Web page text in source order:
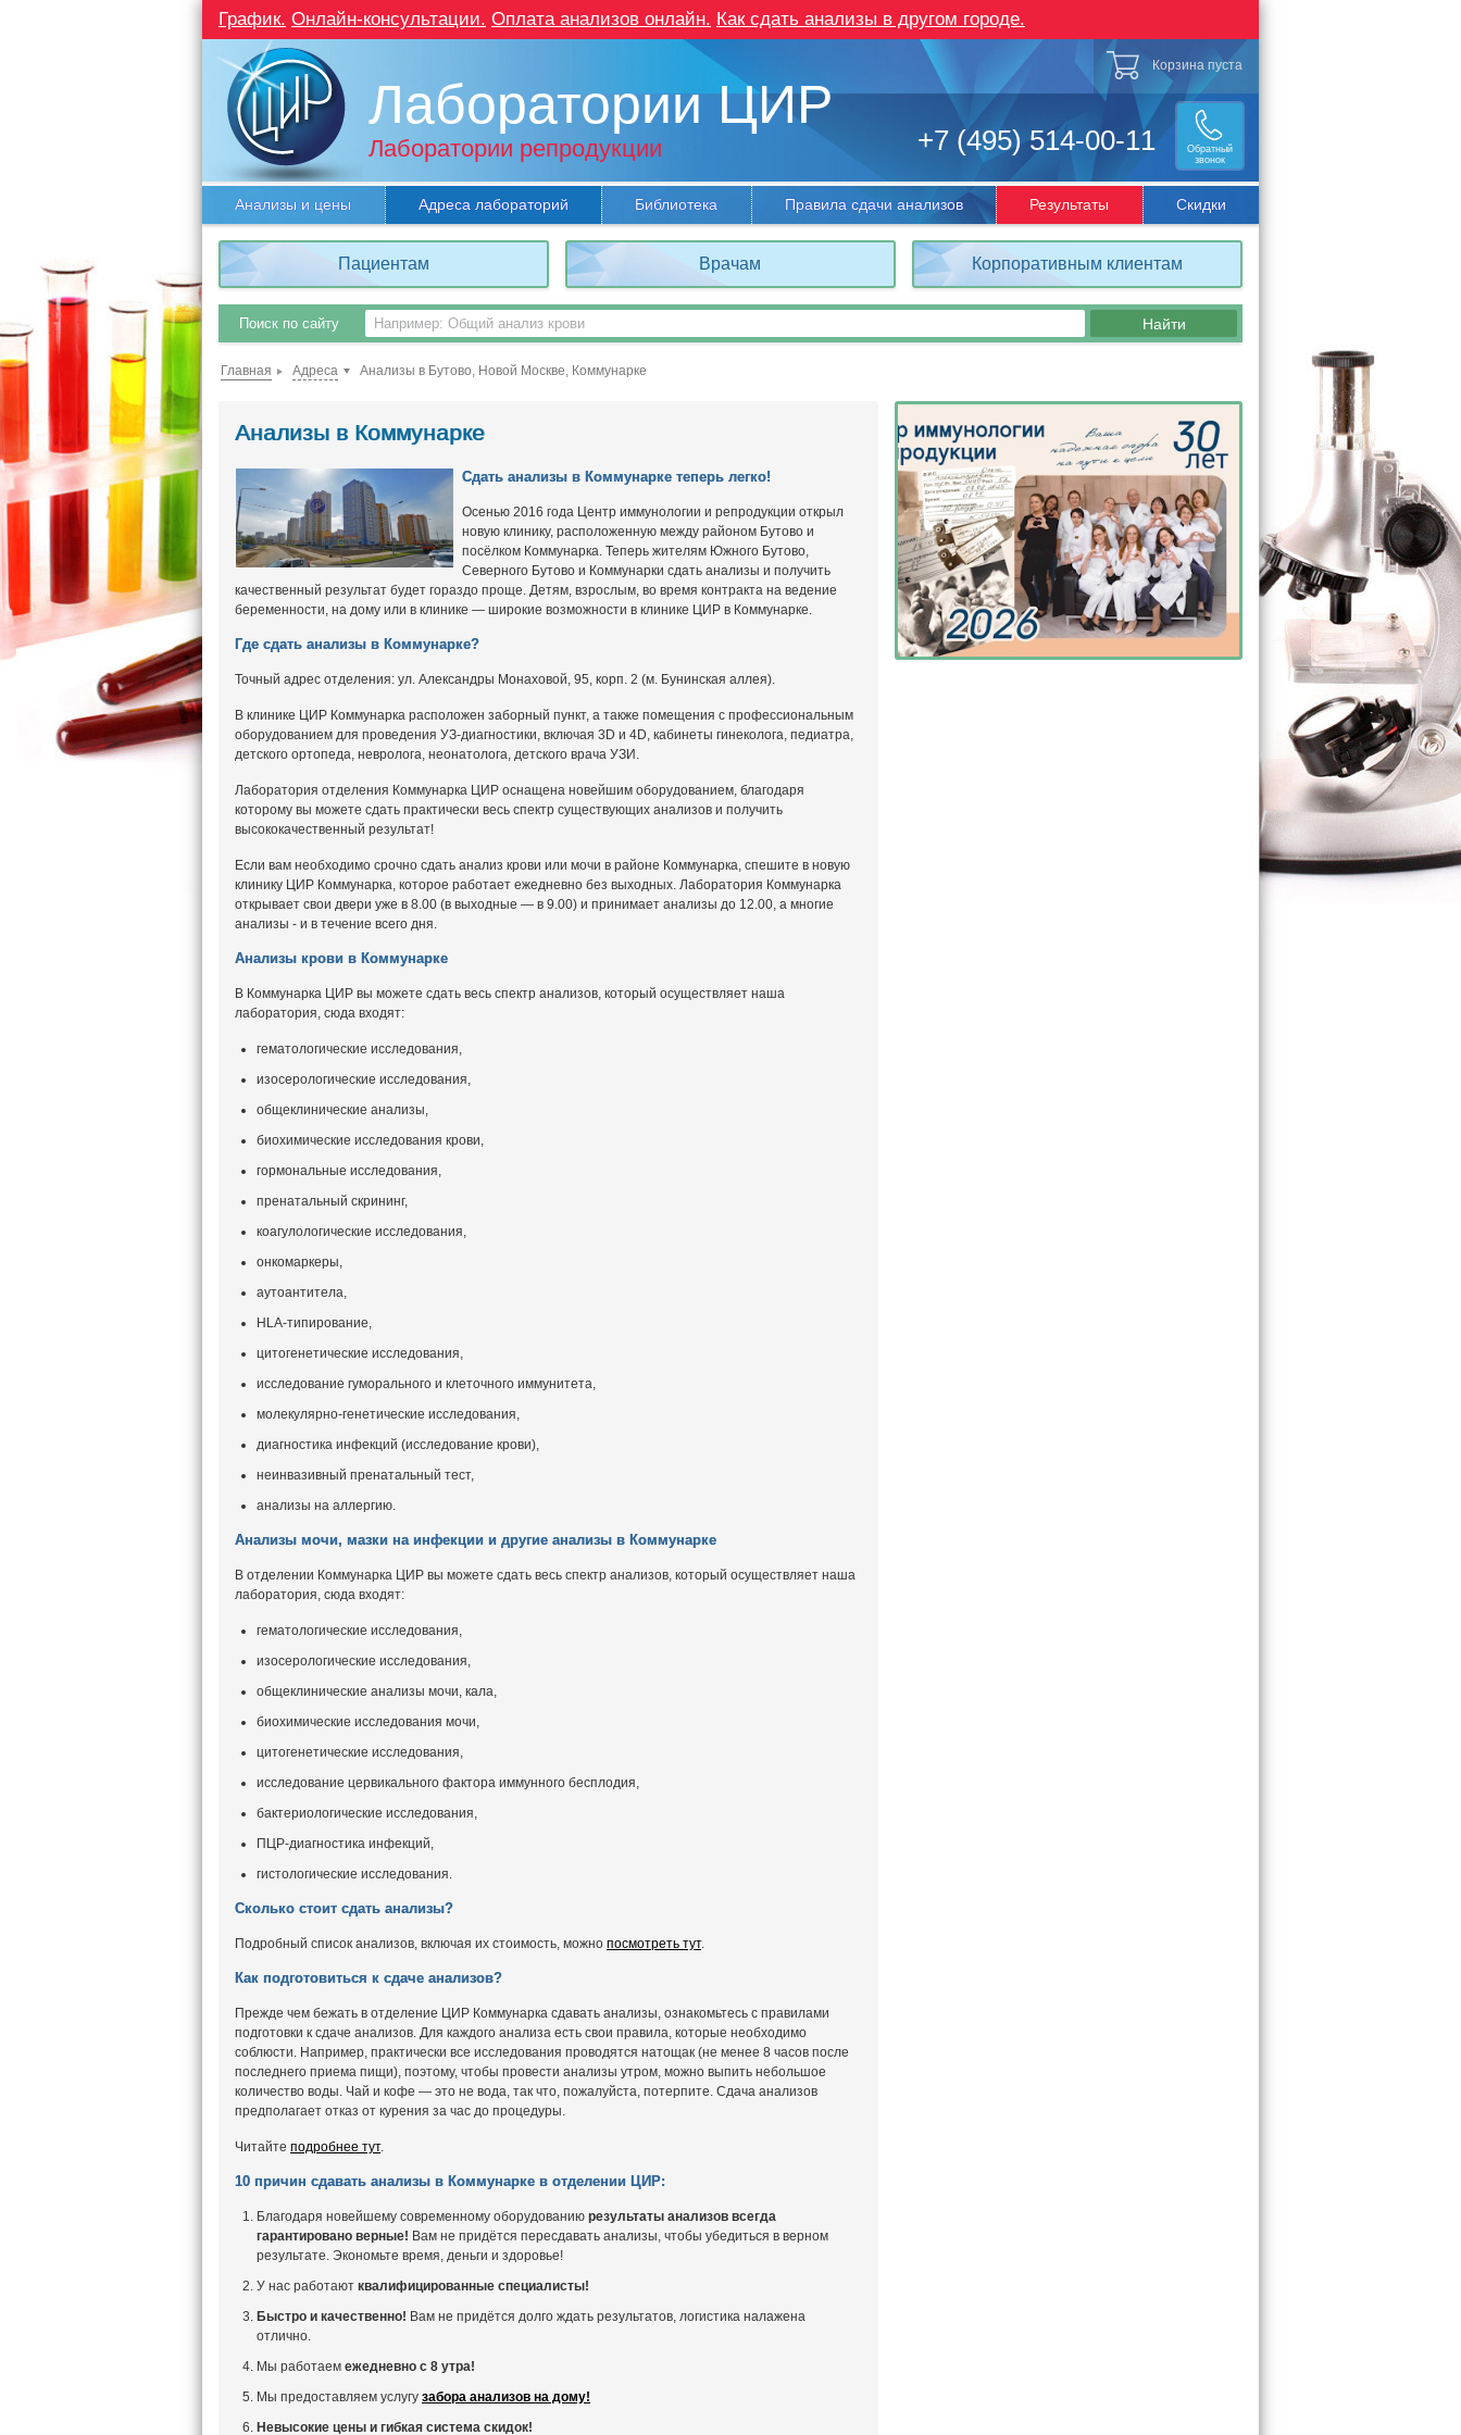
График. Онлайн-консультации. Оплата анализов онлайн. Как сдать анализы в другом городе.
Лаборатории ЦИР
Лаборатории репродукции +7 (495) 514-00-11
Обратный
звонок
Корзина пуста
Анализы и цены Адреса лабораторий Библиотека Правила сдачи анализов Результаты Скидки
Пациентам Врачам Корпоративным клиентам
Поиск по сайту
Главная Адреса Анализы в Бутово, Новой Москве, Коммунарке
Анализы в Коммунарке
Сдать анализы в Коммунарке теперь легко!
Осенью 2016 года Центр иммунологии и репродукции открыл
новую клинику, расположенную между районом Бутово и
посёлком Коммунарка. Теперь жителям Южного Бутово,
Северного Бутово и Коммунарки сдать анализы и получить
качественный результат будет гораздо проще. Детям, взрослым, во время контракта на ведение
беременности, на дому или в клинике — широкие возможности в клинике ЦИР в Коммунарке.
Где сдать анализы в Коммунарке?
Точный адрес отделения: ул. Александры Монаховой, 95, корп. 2 (м. Бунинская аллея).
В клинике ЦИР Коммунарка расположен заборный пункт, а также помещения с профессиональным
оборудованием для проведения УЗ-диагностики, включая 3D и 4D, кабинеты гинеколога, педиатра,
детского ортопеда, невролога, неонатолога, детского врача УЗИ.
Лаборатория отделения Коммунарка ЦИР оснащена новейшим оборудованием, благодаря
которому вы можете сдать практически весь спектр существующих анализов и получить
высококачественный результат!
Если вам необходимо срочно сдать анализ крови или мочи в районе Коммунарка, спешите в новую
клинику ЦИР Коммунарка, которое работает ежедневно без выходных. Лаборатория Коммунарка
открывает свои двери уже в 8.00 (в выходные — в 9.00) и принимает анализы до 12.00, а многие
анализы - и в течение всего дня.
Анализы крови в Коммунарке
В Коммунарка ЦИР вы можете сдать весь спектр анализов, который осуществляет наша
лаборатория, сюда входят:
гематологические исследования,
изосерологические исследования,
общеклинические анализы,
биохимические исследования крови,
гормональные исследования,
пренатальный скрининг,
коагулологические исследования,
онкомаркеры,
аутоантитела,
HLA-типирование,
цитогенетические исследования,
исследование гуморального и клеточного иммунитета,
молекулярно-генетические исследования,
диагностика инфекций (исследование крови),
неинвазивный пренатальный тест,
анализы на аллергию.
Анализы мочи, мазки на инфекции и другие анализы в Коммунарке
В отделении Коммунарка ЦИР вы можете сдать весь спектр анализов, который осуществляет наша
лаборатория, сюда входят:
гематологические исследования,
изосерологические исследования,
общеклинические анализы мочи, кала,
биохимические исследования мочи,
цитогенетические исследования,
исследование цервикального фактора иммунного бесплодия,
бактериологические исследования,
ПЦР-диагностика инфекций,
гистологические исследования.
Сколько стоит сдать анализы?
Подробный список анализов, включая их стоимость, можно посмотреть тут.
Как подготовиться к сдаче анализов?
Прежде чем бежать в отделение ЦИР Коммунарка сдавать анализы, ознакомьтесь с правилами
подготовки к сдаче анализов. Для каждого анализа есть свои правила, которые необходимо
соблюсти. Например, практически все исследования проводятся натощак (не менее 8 часов после
последнего приема пищи), поэтому, чтобы провести анализы утром, можно выпить небольшое
количество воды. Чай и кофе — это не вода, так что, пожалуйста, потерпите. Сдача анализов
предполагает отказ от курения за час до процедуры.
Читайте подробнее тут.
10 причин сдавать анализы в Коммунарке в отделении ЦИР:
Благодаря новейшему современному оборудованию результаты анализов всегда
гарантировано верные! Вам не придётся пересдавать анализы, чтобы убедиться в верном
результате. Экономьте время, деньги и здоровье!
У нас работают квалифицированные специалисты!
Быстро и качественно! Вам не придётся долго ждать результатов, логистика налажена
отлично.
Мы работаем ежедневно с 8 утра!
Мы предоставляем услугу забора анализов на дому!
Невысокие цены и гибкая система скидок!